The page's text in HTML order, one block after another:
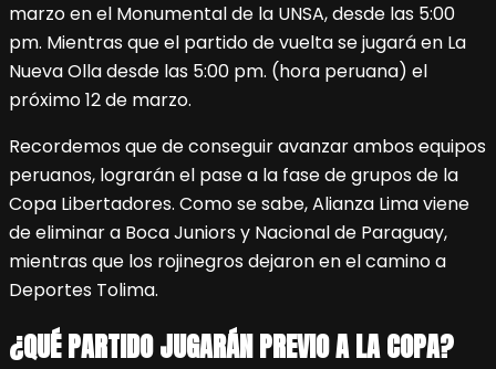
marzo en el Monumental de la UNSA, desde las 5:00
pm. Mientras que el partido de vuelta se jugará en La
Nueva Olla desde las 5:00 pm. (hora peruana) el
próximo 12 de marzo.
Recordemos que de conseguir avanzar ambos equipos
peruanos, lograrán el pase a la fase de grupos de la
Copa Libertadores. Como se sabe, Alianza Lima viene
de eliminar a Boca Juniors y Nacional de Paraguay,
mientras que los rojinegros dejaron en el camino a
Deportes Tolima.
¿QUÉ PARTIDO JUGARÁN PREVIO A LA COPA?